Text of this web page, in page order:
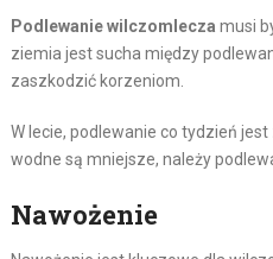
Podlewanie wilczomlecza musi
ziemia jest sucha między
zaszkodzić korzeniom.
W lecie, podlewanie co tydzień
wodne są mniejsze, należy
Nawożenie